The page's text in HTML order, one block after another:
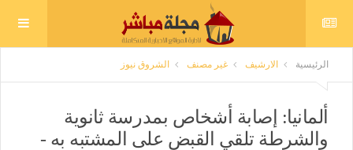
الرئيسية الارشيف غير مصنف الشروق نيوز
ألمانيا: إصابة أشخاص بمدرسة ثانوية
والشرطة تلقي القبض على المشتبه به -